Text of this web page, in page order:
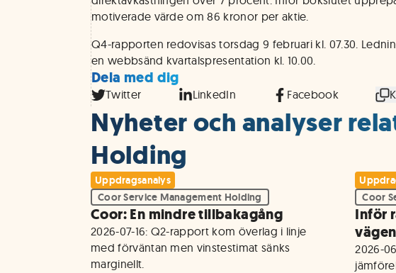
motiverade värde om 86 kronor per aktie.
Q4-rapporten redovisas torsdag 9 februari kl. 07.30.
en webbsänd kvartalspresentation kl. 10.00.
Dela med dig
Twitter LinkedIn Facebook
Nyheter och analyser
Holding
Uppdragsanalys
Coor Service Management Holding
Coor: En mindre tillbakagång
2026-07-16: Q2-rapport kom överlag i linje
med förväntan men vinstestimat sänks
marginellt.
Coor
Inför
vägen
2026-